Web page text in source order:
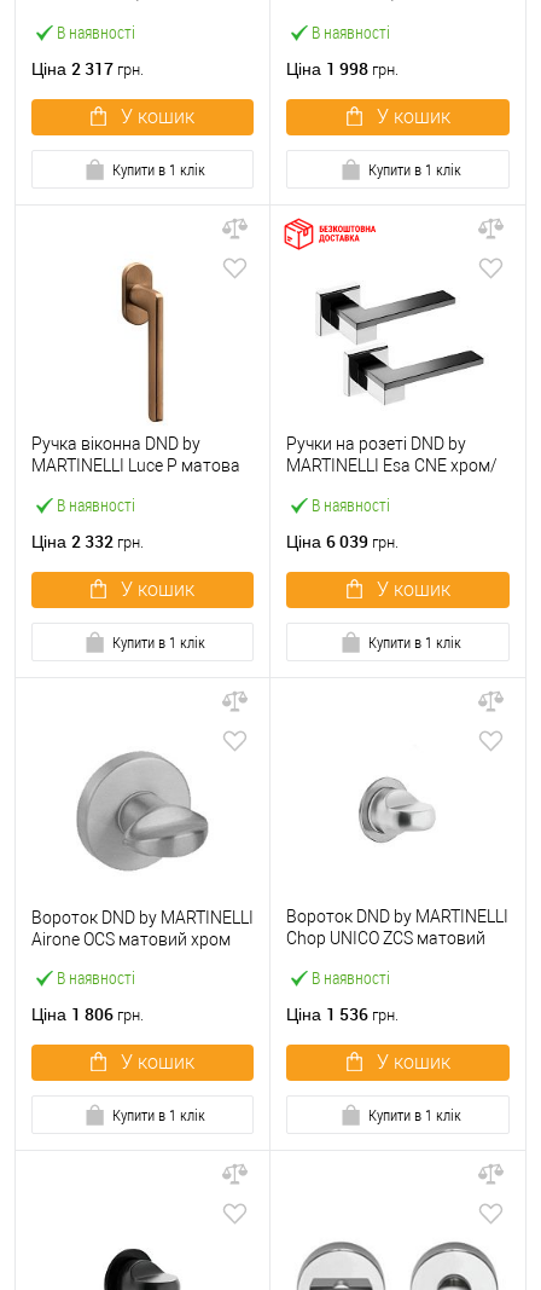
В наявності
Ціна 2 317 грн.
У кошик
Купити в 1 клік
В наявності
Ціна 1 998 грн.
У кошик
Купити в 1 клік
В наявності
Ручка віконна DND by
MARTINELLI Luce P матова
Ціна 2 332 грн.
У кошик
Купити в 1 клік
В наявності
Ручки на розеті DND by
MARTINELLI Esa CNE хром/
Ціна 6 039 грн.
У кошик
Купити в 1 клік
В наявності
Вороток DND by MARTINELLI
Airone OСS матовий хром
Ціна 1 806 грн.
У кошик
Купити в 1 клік
В наявності
Вороток DND by MARTINELLI
Chop UNICO ZCS матовий
Ціна 1 536 грн.
У кошик
Купити в 1 клік